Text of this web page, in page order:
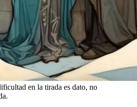
en la tirada es dato, no